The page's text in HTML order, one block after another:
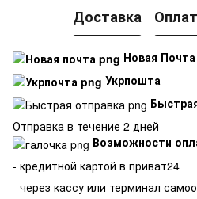
Доставка
Новая Почта
Укрпошта
Отправка в течение 2 дней
Возможности
- кредитной картой в приват24
- через кассу или терминал